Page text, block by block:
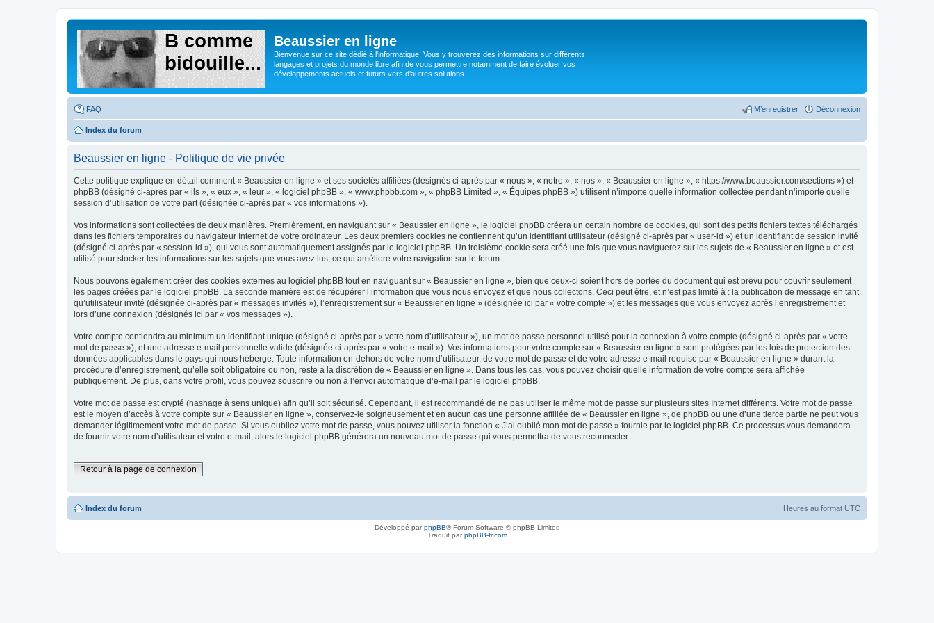
Beaussier en ligne
Bienvenue sur ce site dédié à l'informatique. Vous y trouverez des informations sur différents
langages et projets du monde libre afin de vous permettre notamment de faire évoluer vos
développements actuels et futurs vers d'autres solutions.
FAQ Déconnexion
M’enregistrer
Index du forum
Beaussier en ligne - Politique de vie privée
Cette politique explique en détail comment « Beaussier en ligne » et ses sociétés affiliées (désignés ci-après par « nous », « notre », « nos », « Beaussier en ligne », « https://www.beaussier.com/sections ») et
phpBB (désigné ci-après par « ils », « eux », « leur », « logiciel phpBB », « www.phpbb.com », « phpBB Limited », « Équipes phpBB ») utilisent n’importe quelle information collectée pendant n’importe quelle
session d’utilisation de votre part (désignée ci-après par « vos informations »).
Vos informations sont collectées de deux manières. Premièrement, en naviguant sur « Beaussier en ligne », le logiciel phpBB créera un certain nombre de cookies, qui sont des petits fichiers textes téléchargés
dans les fichiers temporaires du navigateur Internet de votre ordinateur. Les deux premiers cookies ne contiennent qu’un identifiant utilisateur (désigné ci-après par « user-id ») et un identifiant de session invité
(désigné ci-après par « session-id »), qui vous sont automatiquement assignés par le logiciel phpBB. Un troisième cookie sera créé une fois que vous naviguerez sur les sujets de « Beaussier en ligne » et est
utilisé pour stocker les informations sur les sujets que vous avez lus, ce qui améliore votre navigation sur le forum.
Nous pouvons également créer des cookies externes au logiciel phpBB tout en naviguant sur « Beaussier en ligne », bien que ceux-ci soient hors de portée du document qui est prévu pour couvrir seulement
les pages créées par le logiciel phpBB. La seconde manière est de récupérer l’information que vous nous envoyez et que nous collectons. Ceci peut être, et n’est pas limité à : la publication de message en tant
qu’utilisateur invité (désignée ci-après par « messages invités »), l’enregistrement sur « Beaussier en ligne » (désignée ici par « votre compte ») et les messages que vous envoyez après l’enregistrement et
lors d’une connexion (désignés ici par « vos messages »).
Votre compte contiendra au minimum un identifiant unique (désigné ci-après par « votre nom d’utilisateur »), un mot de passe personnel utilisé pour la connexion à votre compte (désigné ci-après par « votre
mot de passe »), et une adresse e-mail personnelle valide (désignée ci-après par « votre e-mail »). Vos informations pour votre compte sur « Beaussier en ligne » sont protégées par les lois de protection des
données applicables dans le pays qui nous héberge. Toute information en-dehors de votre nom d’utilisateur, de votre mot de passe et de votre adresse e-mail requise par « Beaussier en ligne » durant la
procédure d’enregistrement, qu’elle soit obligatoire ou non, reste à la discrétion de « Beaussier en ligne ». Dans tous les cas, vous pouvez choisir quelle information de votre compte sera affichée
publiquement. De plus, dans votre profil, vous pouvez souscrire ou non à l’envoi automatique d’e-mail par le logiciel phpBB.
Votre mot de passe est crypté (hashage à sens unique) afin qu’il soit sécurisé. Cependant, il est recommandé de ne pas utiliser le même mot de passe sur plusieurs sites Internet différents. Votre mot de passe
est le moyen d’accès à votre compte sur « Beaussier en ligne », conservez-le soigneusement et en aucun cas une personne affiliée de « Beaussier en ligne », de phpBB ou une d’une tierce partie ne peut vous
demander légitimement votre mot de passe. Si vous oubliez votre mot de passe, vous pouvez utiliser la fonction « J’ai oublié mon mot de passe » fournie par le logiciel phpBB. Ce processus vous demandera
de fournir votre nom d’utilisateur et votre e-mail, alors le logiciel phpBB générera un nouveau mot de passe qui vous permettra de vous reconnecter.
Retour à la page de connexion
Index du forum Heures au format UTC
Développé parphpBB® Forum Software © phpBB Limited
Traduit parphpBB-fr.com